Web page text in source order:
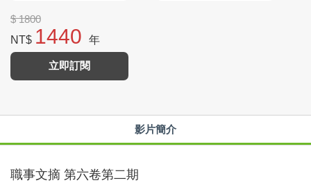
$ 1800
NT$ 1440 年
立即訂閱
影片簡介
職事文摘 第六卷第二期